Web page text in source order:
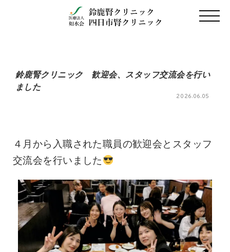
鈴鹿腎クリニック 歓迎会、スタッフ交流会を行い
ました
2026.06.05
４月から入職された職員の歓迎会とスタッフ
交流会を行いました